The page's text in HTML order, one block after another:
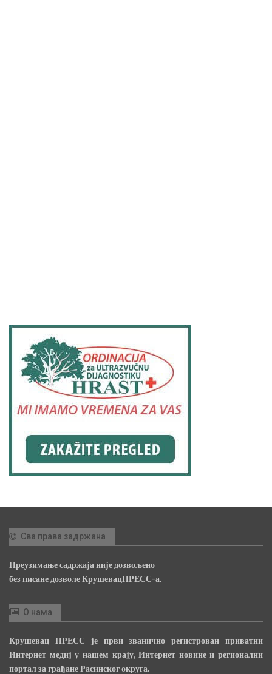
Сва права задржана
Преузимање садржаја није дозвољено
без писане дозволе КрушевацПРЕСС-а.
О нама
Крушевац ПРЕСС је први званично регистрован приватни
Интернет медиј у нашем крају, Интернет новине и регионални
портал за грађане Расинског округа.